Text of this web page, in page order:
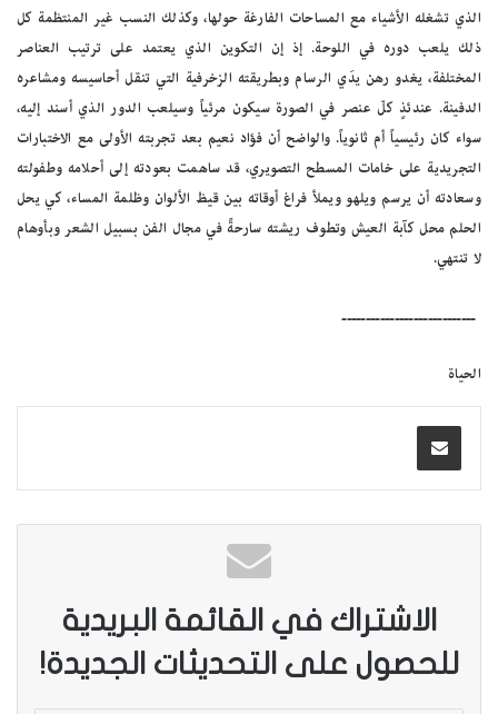
الذي تشغله الأشياء مع المساحات الفارغة حولها، وكذلك النسب غير المنتظمة كل
ذلك يلعب دوره في اللوحة. إذ إن التكوين الذي يعتمد على ترتيب العناصر
المختلفة، يغدو رهن يدَي الرسام وبطريقته الزخرفية التي تنقل أحاسيسه ومشاعره
الدفينة. عندئذٍ كلّ عنصر في الصورة سيكون مرئياً وسيلعب الدور الذي أسند إليه،
سواء كان رئيسياً أم ثانوياً. والواضح أن فؤاد نعيم بعد تجربته الأولى مع الاختبارات
التجريدية على خامات المسطح التصويري، قد ساهمت بعودته إلى أحلامه وطفولته
وسعادته أن يرسم ويلهو ويملأ فراغ أوقاته بين قيظ الألوان وظلمة المساء، كي يحل
الحلم محل كآبة العيش وتطوف ريشته سارحةً في مجال الفن بسبيل الشعر وبأوهام
لا تنتهي.
ــــــــــــــــــــــــــــ
الحياة
الاشتراك في القائمة البريدية
للحصول على التحديثات الجديدة!